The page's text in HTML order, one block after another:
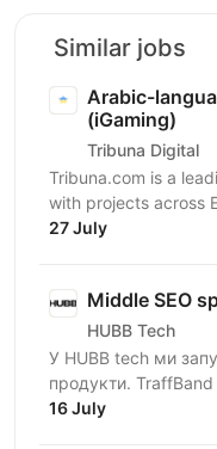
Similar jobs
Arabic-
(iGaming)
Tribuna Digital
Tribuna.com is a
with projects across
reaching over 10
27 July
Middle SEO
HUBB Tech
У HUBB tech ми запускаємо й масштабуємо
продукти. TraffBand — один з наших найуспішніших
проєктів. Наш підхід простий: гіпотеза > швидкий
16 July